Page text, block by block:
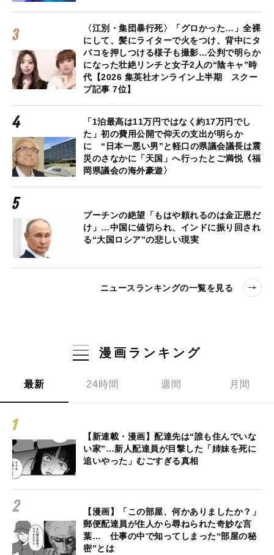
〈江別・集団暴行死〉「グロかった…」全裸
にして、髪にライターで火をつけ、背中にタ
バコを押しつける様子も撮影…公判で明らか
になった壮絶リンチと女子2人の“陰キャ”時
代【2026 集英社オンライン上半期 スクー
プ記事 7位】
「1泊最高は11万円ではなく約17万円でし
た」初の費用公開で仰天の支出が明らか
に “日本一悪い男”と軽口の県議会議長は震
災のさなかに「天国」へ行ったとご満悦《福
岡県議会の海外豪遊〉
プーチンの絶望「もはや頼れるのは金正恩だ
け」…中国に値切られ、インドに振り回され
る“大国ロシア”の悲しい現実
ニュースランキングの一覧を見る
漫画ランキング
最新 24時間 週間 月間
【新連載・漫画】配達先は“誰も住んでいな
い家”…新人配達員が目撃した「姉妹を死に
追いやった」むごすぎる真相
【漫画】「この部屋、何かありましたか？」
郵便配達員が住人から尋ねられた奇妙な言
葉… 仕事の中で知ってしまった“部屋の秘
密”とは